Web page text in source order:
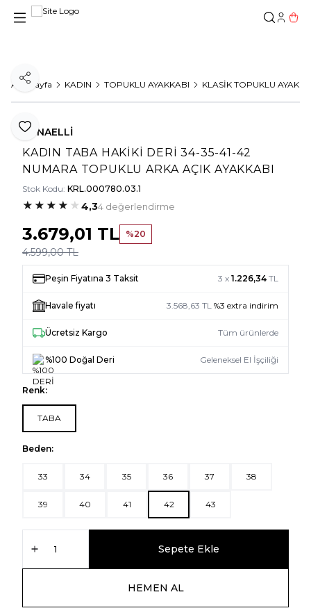
Ana Sayfa KADIN TOPUKLU AYAKKABI KLASİK TOPUKLU
Favoriye Ekle
Paylaş
TUNAELLİ
KADIN TABA HAKİKİ DERİ 34-35-41-42
NUMARA TOPUKLU ARKA AÇIK AYAKKABI
Stok Kodu: KRL.000780.03.1
★ ★ ★ ★ ★ 4,34 değerlendirme
4.599,00TL
3.679,01 TL %20
Peşin Fiyatına 3 Taksit 3 x 1.226,34 TL
Havale fiyatı 3.568,63 TL %3 extra indirim
Ücretsiz Kargo Tüm ürünlerde
%100 Doğal Deri Geleneksel El İşçiliği
Renk:
TABA
Beden:
33 34 35 36 37 38
39 40 41 42 43
Sepete Ekle
HEMEN AL